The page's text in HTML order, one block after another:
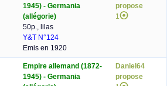
1945) - Germania
(allégorie)
50p., lilas
Y&T N°124
Emis en 1920
propose
1
Empire allemand (1872-
1945) - Germania
Daniel64
propose